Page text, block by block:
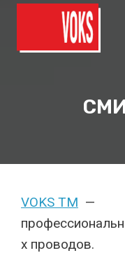
содержимому
СМИ
VOKS ТМ —
х проводов.